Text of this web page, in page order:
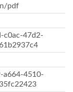
pdf
c0ac-47d2-
a664-4510-